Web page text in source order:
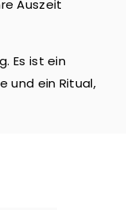
Auszeit
Es ist ein
und ein Ritual,